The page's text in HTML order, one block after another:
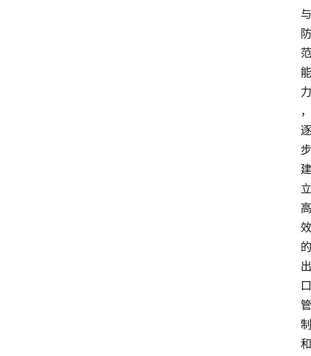
与
防
范
能
力
，
逐
步
建
立
高
效
的
出
口
管
制
和